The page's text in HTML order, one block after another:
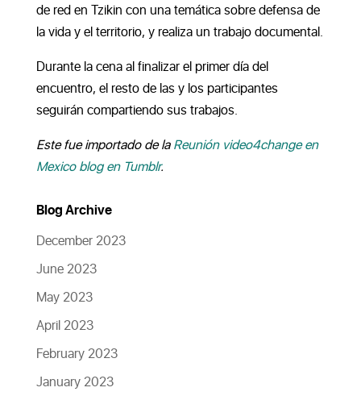
de red en Tzikin con una temática sobre defensa de
la vida y el territorio, y realiza un trabajo documental.
Durante la cena al finalizar el primer día del
encuentro, el resto de las y los participantes
seguirán compartiendo sus trabajos.
Este fue importado de laReunión video4change en
Mexico blog en Tumblr.
Blog Archive
December 2023
June 2023
May 2023
April 2023
February 2023
January 2023